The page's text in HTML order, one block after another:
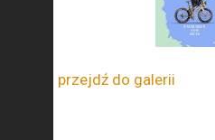
przejdź do galerii